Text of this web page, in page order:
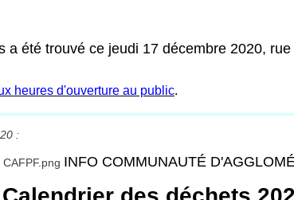
a été trouvé ce jeudi 17 décembre 2020,
heures d'ouverture au public.
:
INFO COMMUNAUTÉ